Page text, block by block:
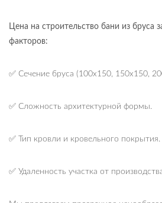
Цена на строительство бани из бруса
факторов:
✅ Сечение бруса (100х150, 150х150,
✅ Сложность архитектурной формы.
✅ Тип кровли и кровельного покрытия.
✅ Удаленность участка от